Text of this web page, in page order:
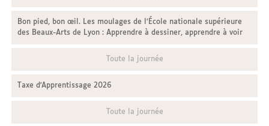
Bon pied, bon œil. Les moulages de l’École nationale supérieure
des Beaux-Arts de Lyon : Apprendre à dessiner, apprendre à voir
Toute la journée
Taxe d'Apprentissage 2026
Toute la journée